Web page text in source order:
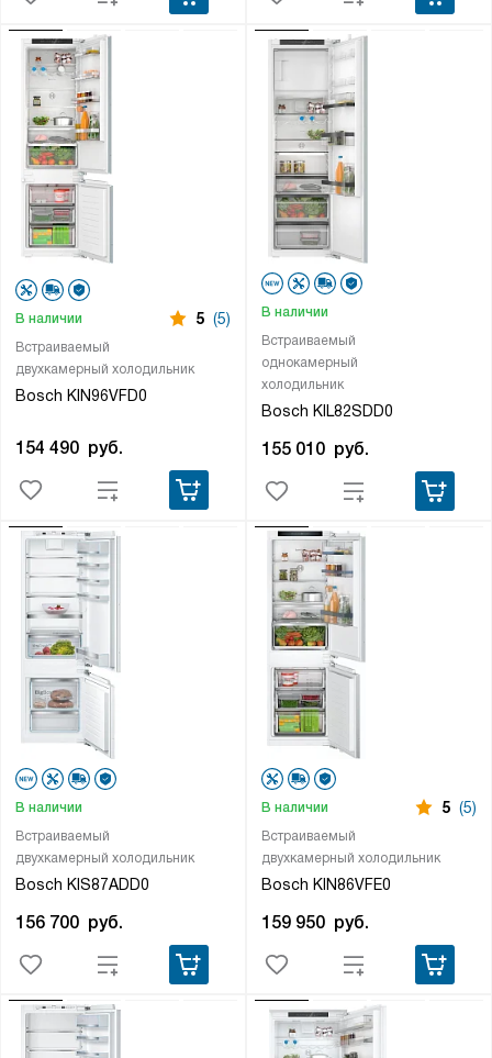
Встраиваемый
двухкамерный холодильник
Bosch KIN96VFD0
В наличии 5 (5)
154 490 руб.
Встраиваемый
однокамерный
холодильник
Bosch KIL82SDD0
В наличии
155 010 руб.
Встраиваемый
двухкамерный холодильник
Bosch KIS87ADD0
В наличии
156 700 руб.
Встраиваемый
двухкамерный холодильник
Bosch KIN86VFE0
В наличии 5 (5)
159 950 руб.